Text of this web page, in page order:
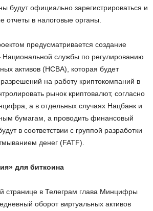
будут официально зарегистрироваться и
отчеты в налоговые органы.
предусматривается создание
Национальной службы по регулированию
активов (НСВА), которая будет
на работу криптокомпаний в
рынок криптовалют, согласно
а в отдельных случаях Нацбанк и
бумагам, а проводить финансовый
в соответствии с группой разработки
денег (FATF).
для биткоина
странице в Телеграм глава Минцифры
оборот виртуальных активов